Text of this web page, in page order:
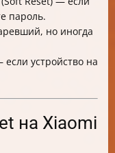
пароль.
но иногда
устройство на
на Xiaomi